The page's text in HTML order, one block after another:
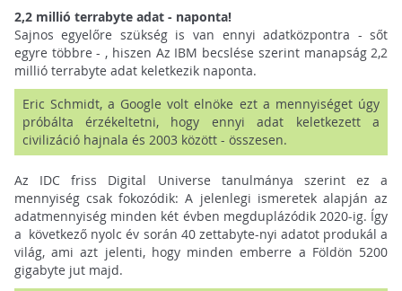
2,2 millió terrabyte adat - naponta!
Sajnos egyelőre szükség is van ennyi adatközpontra - sőt
egyre többre - , hiszen Az IBM becslése szerint manapság 2,2
millió terrabyte adat keletkezik naponta.
Eric Schmidt, a Google volt elnöke ezt a mennyiséget úgy
próbálta érzékeltetni, hogy ennyi adat keletkezett a
civilizáció hajnala és 2003 között - összesen.
Az IDC friss Digital Universe tanulmánya szerint ez a
mennyiség csak fokozódik: A jelenlegi ismeretek alapján az
adatmennyiség minden két évben megduplázódik 2020-ig. Így
a következő nyolc év során 40 zettabyte-nyi adatot produkál a
világ, ami azt jelenti, hogy minden emberre a Földön 5200
gigabyte jut majd.